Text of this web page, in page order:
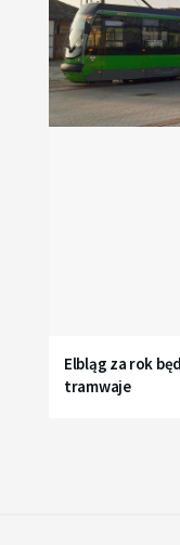
Elbląg za rok
tramwaje